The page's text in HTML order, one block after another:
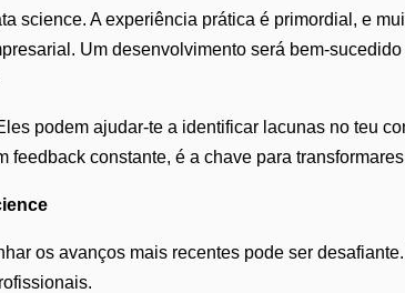
science. A experiência prática é primordial, e
Um desenvolvimento será bem-
podem ajudar-te a identificar lacunas no teu
constante, é a chave para
os avanços mais recentes pode ser